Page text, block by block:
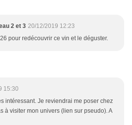
2 et 3 20/12/2019 12:23
pour redécouvrir ce vin et le déguster.
15:30
intéressant. Je reviendrai me poser chez
à visiter mon univers (lien sur pseudo). A